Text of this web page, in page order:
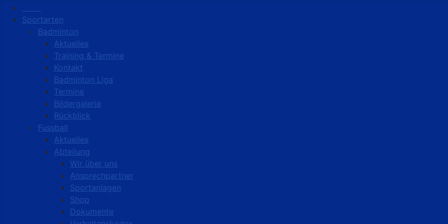
Sportarten
Badminton
Aktuelles
Training & Termine
Kontakt
Badminton Liga
Termine
Bildergalerie
Rückblick
Fussball
Aktuelles
Abteilung
Wir über uns
Ansprechpartner
Sportanlagen
Shop
Dokumente